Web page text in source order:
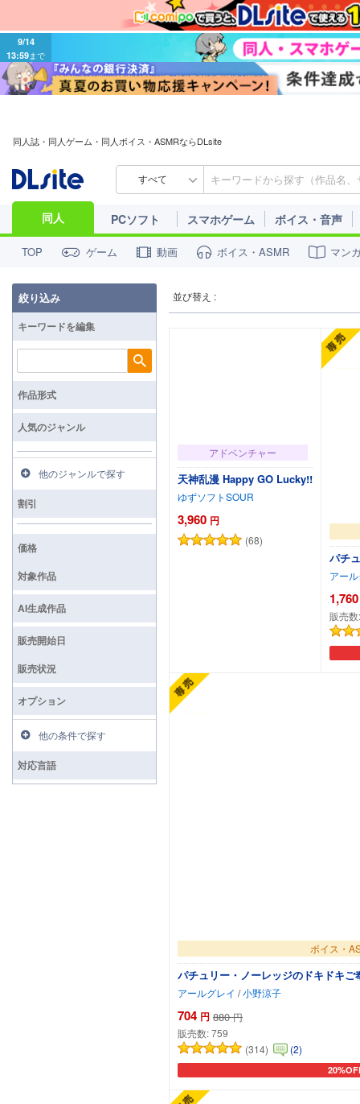
9/14
13:59まで
同人誌・同人ゲーム・同人ボイス・ASMRならDLsite
すべて
同人 PCソフト スマホゲーム ボイス・音声
TOP ゲーム 動画 ボイス・ASMR マン
並び替え :
アドベンチャー
天神乱漫 Happy GO Lucky!!
ゆずソフトSOUR
3,960 円
(68)
パチ
アー
1,760
販売
ボイス・
パチュリー・ノーレッジのドキドキ
アールグレイ /小野涼子
704 円 880 円
販売数:759
(314)
(2)
カート
絞り込み
キーワードを編集
検索
作品形式
人気のジャンル
他のジャンルで探す
割引
価格
対象作品
AI生成作品
販売開始日
販売状況
オプション
他の条件で探す
対応言語